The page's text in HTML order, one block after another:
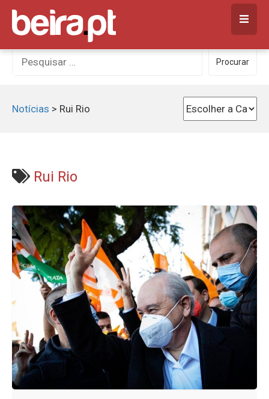
Skip
content
Procurar
por:
Procurar
Notícias > Rui Rio
Rui Rio